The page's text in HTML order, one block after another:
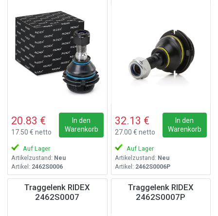
20.83 €
17.50 € netto
In den
Warenkorb
Auf Lager
Artikelzustand: Neu
Artikel: 2462S0006
32.13 €
27.00 € netto
In den
Warenkorb
Auf Lager
Artikelzustand: Neu
Artikel: 2462S0006P
Traggelenk RIDEX
2462S0007
Traggelenk RIDEX
2462S0007P